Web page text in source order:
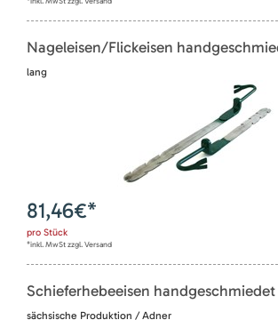
Nageleisen/Flickeisen
lang
81,46€*
pro Stück
*inkl. MwSt zzgl. Versand
Schieferhebeeisen handgeschmiedet
sächsische Produktion / Adner